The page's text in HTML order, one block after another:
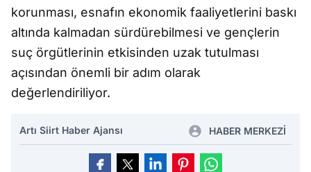
korunması, esnafın ekonomik faaliyetlerini baskı
altında kalmadan sürdürebilmesi ve gençlerin
suç örgütlerinin etkisinden uzak tutulması
açısından önemli bir adım olarak
değerlendiriliyor.
Artı Siirt Haber Ajansı HABER MERKEZİ